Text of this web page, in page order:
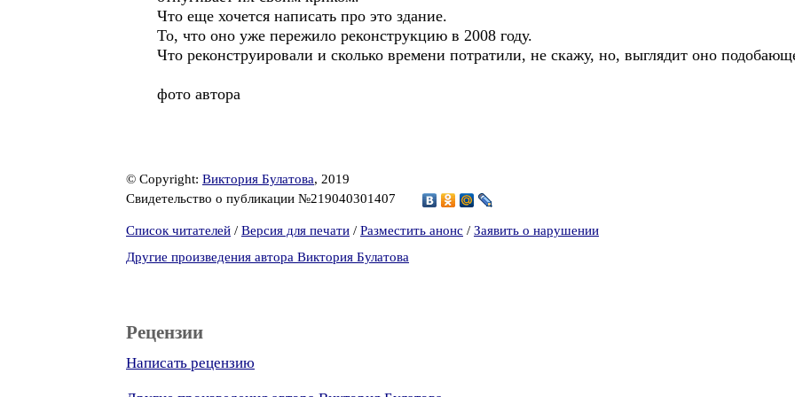
Что еще хочется написать про это здание.
То, что оно уже пережило реконструкцию в 2008 году.
Что реконструировали и сколько времени потратили, не скажу, но, выглядит оно
фото автора
© Copyright: Виктория Булатова, 2019
Свидетельство о публикации №219040301407
Список читателей / Версия для печати / Разместить анонс / Заявить о нарушении
Другие произведения автора Виктория Булатова
Рецензии
Написать рецензию